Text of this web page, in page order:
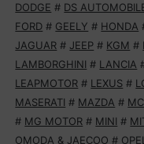
DODGE # DS
FORD # GEELY # HONDA
JAGUAR # JEEP # KGM #
LAMBORGHINI # LANCIA
LEAPMOTOR # LEXUS #
MASERATI # MAZDA #
# MG MOTOR # MINI #
OMODA & JAECOO # OPEL